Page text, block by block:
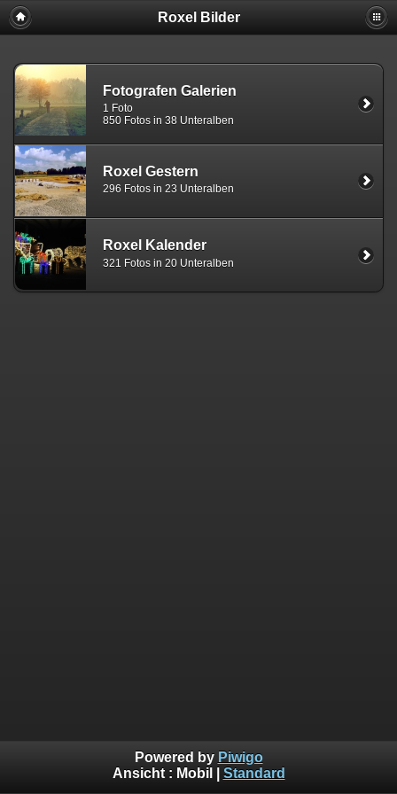
Roxel Bilder
Fotografen Galerien
1 Foto
850 Fotos in 38 Unteralben
Roxel Gestern
296 Fotos in 23 Unteralben
Roxel Kalender
321 Fotos in 20 Unteralben
Powered by Piwigo
Ansicht : Mobil Standard